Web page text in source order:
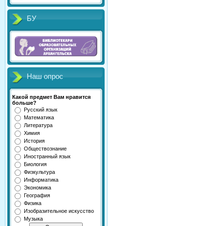
БУ
Наш опрос
Какой предмет Вам нравится
больше?
Русский язык
Математика
Литература
Химия
История
Обществознание
Иностранный язык
Биология
Физкультура
Информатика
Экономика
География
Физика
Изобразительное искусство
Музыка